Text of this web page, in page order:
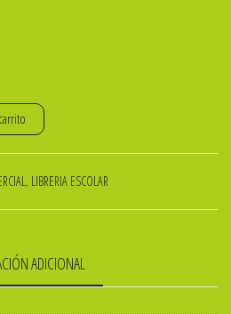
, LIBRERIA ESCOLAR
ADICIONAL